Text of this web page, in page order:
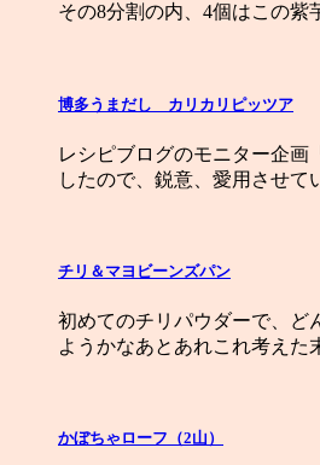
その8分割の内、4個はこの紫
博多うまだし カリカリピッツア
レシピブログのモニター企画
したので、鋭意、愛用させて
チリ＆マヨビーンズパン
初めてのチリパウダーで、ど
ようかなあとあれこれ考えた
かぼちゃローフ（2山）